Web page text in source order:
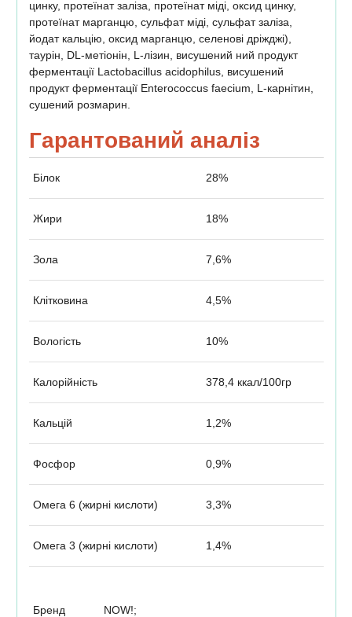
цинку, протеїнат заліза, протеїнат міді, оксид цинку,
протеїнат марганцю, сульфат міді, сульфат заліза,
йодат кальцію, оксид марганцю, селенові дріжджі),
таурін, DL-метіонін, L-лізин, висушений ний продукт
ферментації Lactobacillus acidophilus, висушений
продукт ферментації Enterococcus faecium, L-карнітин,
сушений розмарин.
Гарантований аналіз
Білок 28%
Жири 18%
Зола 7,6%
Клітковина 4,5%
Вологість 10%
Калорійність 378,4 ккал/100гр
Кальцій 1,2%
Фосфор 0,9%
Омега 6 (жирні кислоти) 3,3%
Омега 3 (жирні кислоти) 1,4%
Бренд NOW!;